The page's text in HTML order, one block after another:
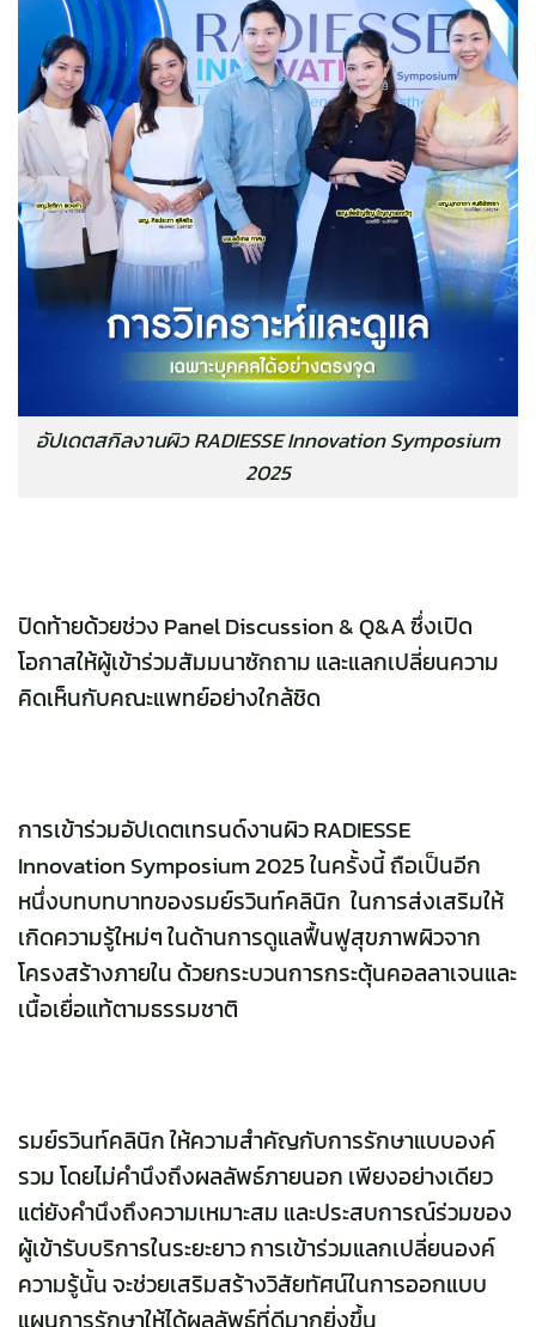
อัปเดตสกิลงานผิว RADIESSE Innovation Symposium
2025
ปิดท้ายด้วยช่วง Panel Discussion & Q&A ซึ่งเปิด
โอกาสให้ผู้เข้าร่วมสัมมนาซักถาม และแลกเปลี่ยนความ
คิดเห็นกับคณะแพทย์อย่างใกล้ชิด
การเข้าร่วมอัปเดตเทรนด์งานผิว RADIESSE
Innovation Symposium 2025 ในครั้งนี้ ถือเป็นอีก
หนึ่งบทบทบาทของรมย์รวินท์คลินิก ในการส่งเสริมให้
เกิดความรู้ใหม่ๆ ในด้านการดูแลฟื้นฟูสุขภาพผิวจาก
โครงสร้างภายใน ด้วยกระบวนการกระตุ้นคอลลาเจนและ
เนื้อเยื่อแท้ตามธรรมชาติ
รมย์รวินท์คลินิก ให้ความสำคัญกับการรักษาแบบองค์
รวม โดยไม่คำนึงถึงผลลัพธ์ภายนอก เพียงอย่างเดียว
แต่ยังคำนึงถึงความเหมาะสม และประสบการณ์ร่วมของ
ผู้เข้ารับบริการในระยะยาว การเข้าร่วมแลกเปลี่ยนองค์
ความรู้นั้น จะช่วยเสริมสร้างวิสัยทัศน์ในการออกแบบ